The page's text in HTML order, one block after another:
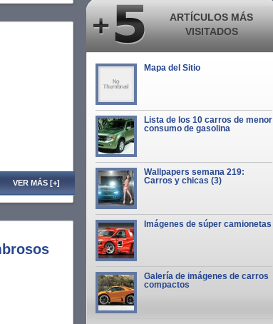
VER MÁS [+]
ARTÍCULOS MÁS
VISITADOS
Mapa del Sitio
Lista de los 10 carros de menor
consumo de gasolina
Wallpapers semana 219:
Carros y chicas (3)
Imágenes de súper camionetas
Galería de imágenes de carros
compactos